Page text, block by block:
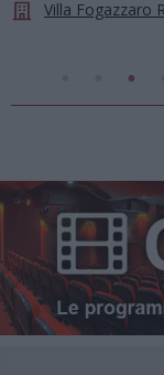
Villa Fogazzaro